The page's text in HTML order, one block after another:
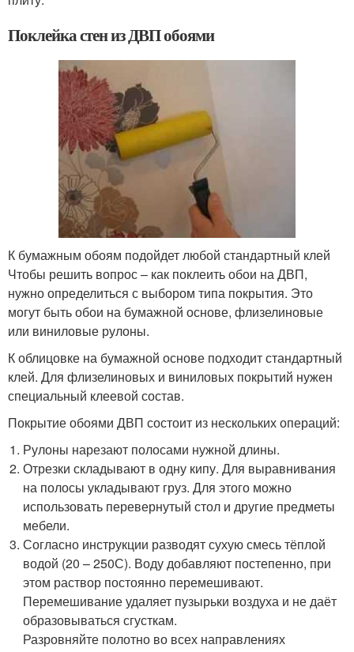
Поклейка стен из ДВП обоями
К бумажным обоям подойдет любой стандартный клей
Чтобы решить вопрос – как поклеить обои на ДВП,
нужно определиться с выбором типа покрытия. Это
могут быть обои на бумажной основе, флизелиновые
или виниловые рулоны.
К облицовке на бумажной основе подходит стандартный
клей. Для флизелиновых и виниловых покрытий нужен
специальный клеевой состав.
Покрытие обоями ДВП состоит из нескольких операций:
Рулоны нарезают полосами нужной длины.
Отрезки складывают в одну кипу. Для выравнивания
на полосы укладывают груз. Для этого можно
использовать перевернутый стол и другие предметы
мебели.
Согласно инструкции разводят сухую смесь тёплой
водой (20 – 250С). Воду добавляют постепенно, при
этом раствор постоянно перемешивают.
Перемешивание удаляет пузырьки воздуха и не даёт
образовываться сгусткам.
Разровняйте полотно во всех направлениях